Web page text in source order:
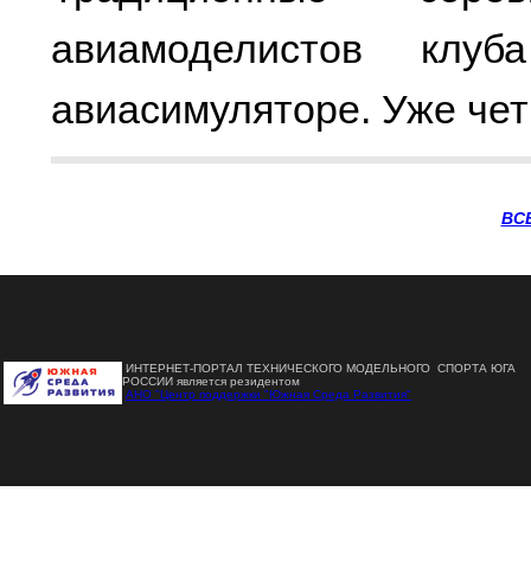
авиамоделистов
авиасимуляторе. Уже
ИНТЕРНЕТ-ПОРТАЛ ТЕХНИЧЕСКОГО МОДЕЛЬНОГО СПОРТА ЮГА
РОССИИ является резидентом
АНО "Центр поддержки "Южная Среда Развития"